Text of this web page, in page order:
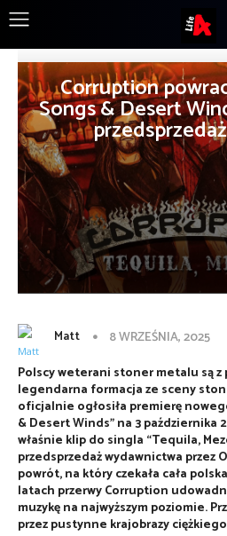
Corruption
Songs & Desert
Matt
8 WRZEŚNIA, 2025
Polscy weterani stoner metalu są
legendarna formacja ze sceny
oficjalnie ogłosiła premierę
& Desert Winds” na 3 października
właśnie klip do singla “Tequila,
przedsprzedaż wydawnictwa przez
powrót, na który czekała cała
latach przerwy Corruption
muzykę na najwyższym poziomie.
przez pustynne krajobrazy